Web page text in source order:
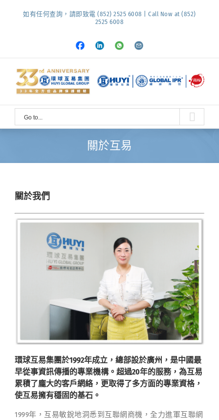
如有任何查詢，請即致電 (852) 2525 6008 | Call Now at (852)
2525 6008
Facebook
LinkedInWhatsapp
Email
Go to...
關於互易
關於我們
環球互易集團於1992年成立，總部設於廣州，是中國最
早從事資訊傳播的專業機構。超過20年的服務，為互易
累積了龐大的客戶網絡，更取得了多方面的專業資格，
使互易擁有穩固的基石。
1999年，互易敏銳地洞悉到互聯網商機，全力進軍互聯網